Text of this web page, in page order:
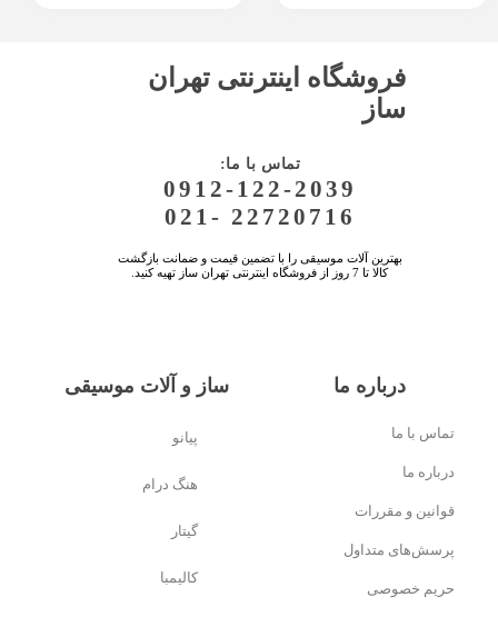
فروشگاه اینترنتی تهران
ساز
:تماس با ما
0912-122-2039
021- 22720716
بهترین آلات موسیقی را با تضمین قیمت و ضمانت بازگشت
کالا تا 7 روز از فروشگاه اینترنتی تهران ساز تهیه کنید.
تماس با ما
درباره ما
قوانین و مقررات
پرسش‌های متداول
حریم خصوصی
درباره ما ساز و آلات موسیقی
پیانو
هنگ درام
گیتار
کالیمبا